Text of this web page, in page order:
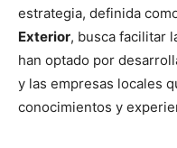
estrategia, definida
Exterior, busca facilitar
han optado por
y las empresas locales
conocimientos y